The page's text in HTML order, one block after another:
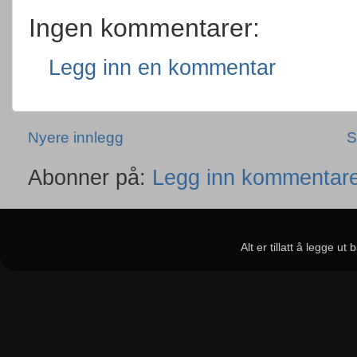
Ingen kommentarer:
Legg inn en kommentar
Nyere innlegg
Abonner på: Legg inn
Alt er tillatt å legge ut